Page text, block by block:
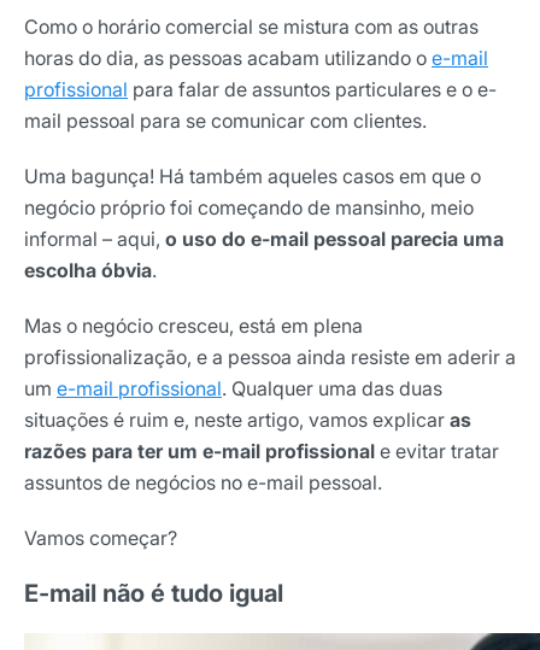
Como o horário comercial se mistura com as outras
horas do dia, as pessoas acabam utilizando o e-mail
profissional para falar de assuntos particulares e o e-
mail pessoal para se comunicar com clientes.
Uma bagunça! Há também aqueles casos em que o
negócio próprio foi começando de mansinho, meio
informal – aqui, o uso do e-mail pessoal parecia uma
escolha óbvia.
Mas o negócio cresceu, está em plena
profissionalização, e a pessoa ainda resiste em aderir a
um e-mail profissional. Qualquer uma das duas
situações é ruim e, neste artigo, vamos explicar as
razões para ter um e-mail profissional e evitar tratar
assuntos de negócios no e-mail pessoal.
Vamos começar?
E-mail não é tudo igual